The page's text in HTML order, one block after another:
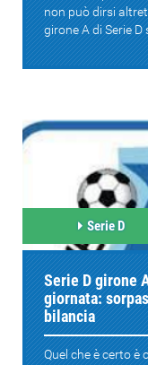
non può dirsi
girone A di Serie D
Serie D
Serie D girone
giornata:
bilancia
Quel che è certo è